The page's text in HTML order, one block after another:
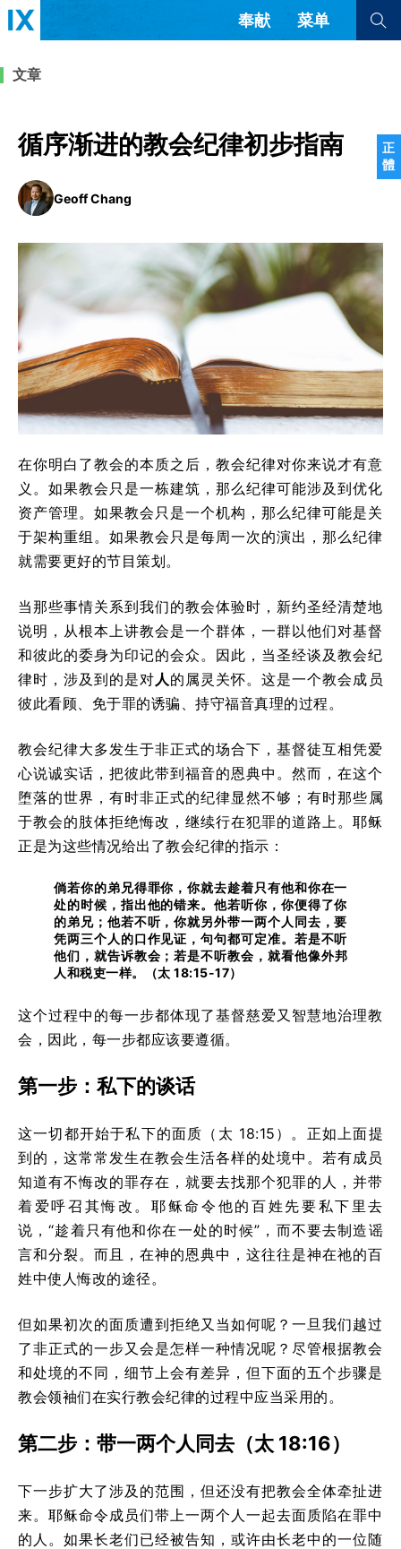
正
體
奉献 菜单
教会带领 解经式讲道与神学
福音传讲与宣教 成员制与教会纪律
查看全部
查看全部
简体中文 正體中文
英语
西班牙语
葡萄牙语
俄语
乌兹别克语
达里语
法语
罗马尼亚语
越南语
意大利语
韩语
土耳其语
阿拉伯语
阿尔巴尼亚语
塞尔维亚语 柬埔寨语
文章
循序渐进的教会纪律初步指南
Geoff Chang
在你明白了教会的本质之后，教会纪律对你来说才有意
义。如果教会只是一栋建筑，那么纪律可能涉及到优化
资产管理。如果教会只是一个机构，那么纪律可能是关
于架构重组。如果教会只是每周一次的演出，那么纪律
就需要更好的节目策划。
当那些事情关系到我们的教会体验时，新约圣经清楚地
说明，从根本上讲教会是一个群体，一群以他们对基督
和彼此的委身为印记的会众。因此，当圣经谈及教会纪
律时，涉及到的是对 人 的属灵关怀。这是一个教会成员
彼此看顾、免于罪的诱骗、持守福音真理的过程。
教会纪律大多发生于非正式的场合下，基督徒互相凭爱
心说诚实话，把彼此带到福音的恩典中。然而，在这个
堕落的世界，有时非正式的纪律显然不够；有时那些属
于教会的肢体拒绝悔改，继续行在犯罪的道路上。耶稣
正是为这些情况给出了教会纪律的指示：
倘若你的弟兄得罪你，你就去趁着只有他和你在一
处的时候，指出他的错来。他若听你，你便得了你
的弟兄；他若不听，你就另外带一两个人同去，要
凭两三个人的口作见证，句句都可定准。若是不听
他们，就告诉教会；若是不听教会，就看他像外邦
人和税吏一样。（太 18:15-17）
这个过程中的每一步都体现了基督慈爱又智慧地治理教
会，因此，每一步都应该要遵循。
第一步：私下的谈话
这一切都开始于私下的面质（太 18:15）。正如上面提
到的，这常常发生在教会生活各样的处境中。若有成员
知道有不悔改的罪存在，就要去找那个犯罪的人，并带
着爱呼召其悔改。耶稣命令他的百姓先要私下里去
说，“趁着只有他和你在一处的时候”，而不要去制造谣
言和分裂。而且，在神的恩典中，这往往是神在祂的百
姓中使人悔改的途径。
但如果初次的面质遭到拒绝又当如何呢？一旦我们越过
了非正式的一步又会是怎样一种情况呢？尽管根据教会
和处境的不同，细节上会有差异，但下面的五个步骤是
教会领袖们在实行教会纪律的过程中应当采用的。
第二步：带一两个人同去（太 18:16）
下一步扩大了涉及的范围，但还没有把教会全体牵扯进
来。耶稣命令成员们带上一两个人一起去面质陷在罪中
的人。如果长老们已经被告知，或许由长老中的一位随